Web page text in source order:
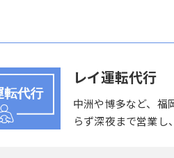
レイ運転代行
中洲や博多など、福
らず深夜まで営業